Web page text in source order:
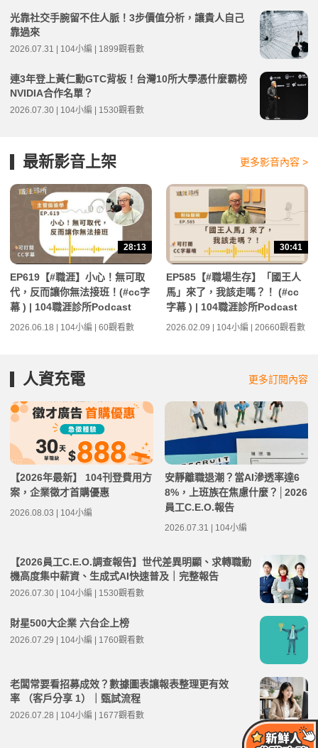
光靠社交手腕留不住人脈！3步價值分析，讓貴人自己
靠過來
2026.07.31 | 104小編 | 1899觀看數
連3年登上黃仁勳GTC背板！台灣10所大學憑什麼霸榜
NVIDIA合作名單？
2026.07.30 | 104小編 | 1530觀看數
最新影音上架 更多影音內容 >
28:13
EP619【#職涯】小心！無可取
代，反而讓你無法接班！(#cc字
幕 ) | 104職涯診所Podcast
2026.06.18 | 104小編 | 60觀看數
30:41
EP585【#職場生存】「國王人
馬」來了，我該走嗎？！ (#cc
字幕 ) | 104職涯診所Podcast
2026.02.09 | 104小編 | 20660觀看數
人資充電 更多訂閱內容
【2026年最新】 104刊登費用方
案，企業徵才首購優惠
2026.08.03 | 104小編
安靜離職退潮？當AI滲透率達6
8%，上班族在焦慮什麼？│2026
員工C.E.O.報告
2026.07.31 | 104小編
【2026員工C.E.O.調查報告】世代差異明顯、求轉職動
機高度集中薪資、生成式AI快速普及｜完整報告
2026.07.30 | 104小編 | 1530觀看數
財星500大企業 六台企上榜
2026.07.29 | 104小編 | 1760觀看數
老闆常要看招募成效？數據圖表讓報表整理更有效
率 （客戶分享 1）｜甄試流程
2026.07.28 | 104小編 | 1677觀看數